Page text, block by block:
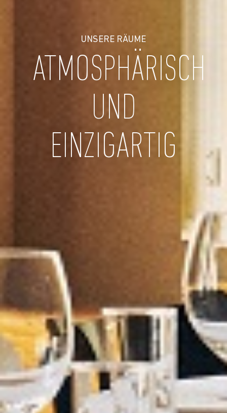
UNSERE RÄUME
ATMOSPHÄRISCH
UND
EINZIGARTIG